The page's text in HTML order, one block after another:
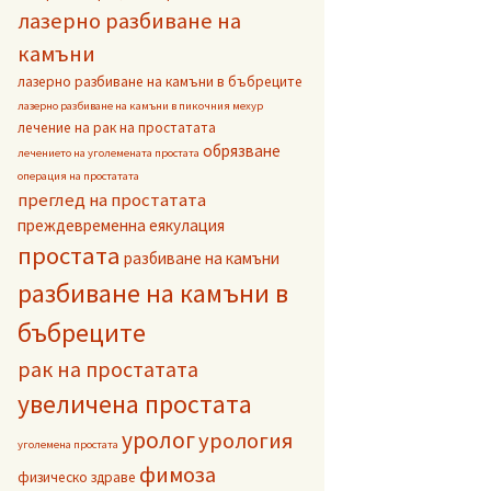
лазерно разбиване на
камъни
лазерно разбиване на камъни в бъбреците
лазерно разбиване на камъни в пикочния мехур
лечение на рак на простатата
лечението на уголемената простата обрязване
операция на простатата
преглед на простатата
преждевременна еякулация
простата разбиване на камъни
разбиване на камъни в
бъбреците
рак на простатата
увеличена простата
уголемена простата урологурология
физическо здраве фимоза